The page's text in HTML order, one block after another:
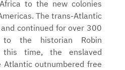
to the new colonies
The trans-Atlantic
continued for over 300
to the historian Robin
this time, the enslaved
Atlantic outnumbered free